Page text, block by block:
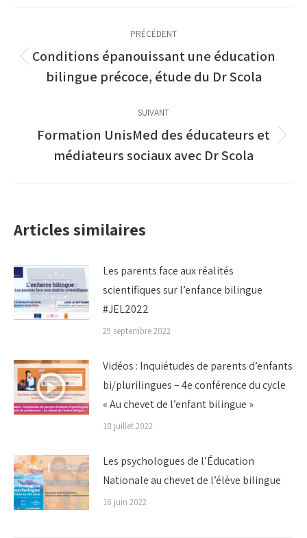
article
PRÉCÉDENT
Article
précédent
Conditions épanouissant une éducation
bilingue précoce, étude du Dr Scola
SUIVANT
Article
suivant
Formation UnisMed des éducateurs et
médiateurs sociaux avec Dr Scola
Articles similaires
Les parents face aux réalités
scientifiques sur l’enfance bilingue
#JEL2022
29 septembre 2022
Vidéos : Inquiétudes de parents d’enfants
bi/plurilingues – 4e conférence du cycle
« Au chevet de l’enfant bilingue »
18 juillet 2022
Les psychologues de l’Éducation
Nationale au chevet de l’élève bilingue
16 juin 2022